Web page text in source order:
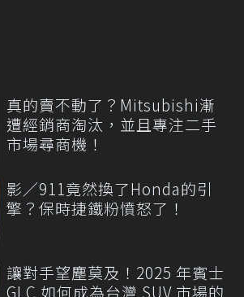
真的賣不動了？Mitsubishi漸
遭經銷商淘汰，並且專注二手
市場尋商機！
影／911竟然換了Honda的引
擎？保時捷鐵粉憤怒了！
讓對手望塵莫及！2025 年賓士
GLC 如何成為台灣 SUV 市場的